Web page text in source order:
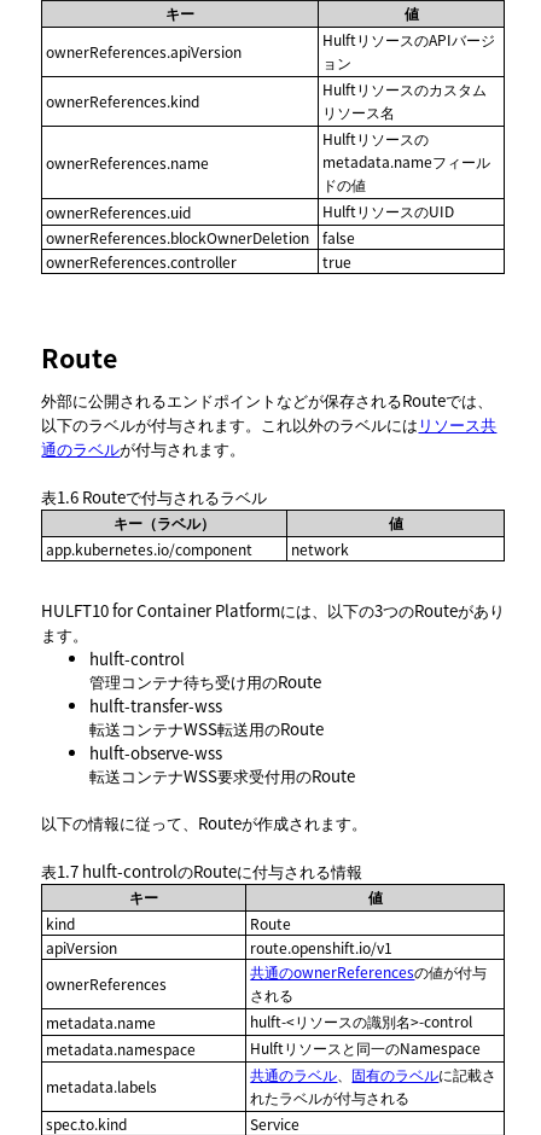
キー
値
ownerReferences.apiVersion
HulftリソースのAPIバージ
ョン
ownerReferences.kind
Hulftリソースのカスタム
リソース名
ownerReferences.name
Hulftリソースの
metadata.nameフィール
ドの値
ownerReferences.uid
HulftリソースのUID
ownerReferences.blockOwnerDeletion
false
ownerReferences.controller
true
Route
外部に公開されるエンドポイントなどが保存されるRouteでは、
以下のラベルが付与されます。これ以外のラベルには リソース共
通のラベルが付与されます。
表1.6 Routeで付与されるラベル
キー（ラベル）
値
app.kubernetes.io/component
network
HULFT10 for Container Platformには、以下の3つのRouteがあり
ます。
hulft-control
管理コンテナ待ち受け用のRoute
hulft-transfer-wss
転送コンテナWSS転送用のRoute
hulft-observe-wss
転送コンテナWSS要求受付用のRoute
以下の情報に従って、Routeが作成されます。
表1.7 hulft-controlのRouteに付与される情報
キー
値
kind
Route
apiVersion
route.openshift.io/v1
ownerReferences
共通のownerReferencesの値が付与
される
metadata.name
hulft-<リソースの識別名>-control
metadata.namespace
Hulftリソースと同一のNamespace
metadata.labels
共通のラベル 固有のラベルに記載さ
れたラベルが付与される
spec.to.kind
Service